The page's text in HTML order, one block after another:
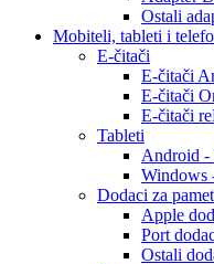
Ostali
Mobiteli, tableti i
E-čitači
E-čitači
E-čitači
E-čitači
Tableti
Android -
Windows
Dodaci za
Apple
Port
Ostali